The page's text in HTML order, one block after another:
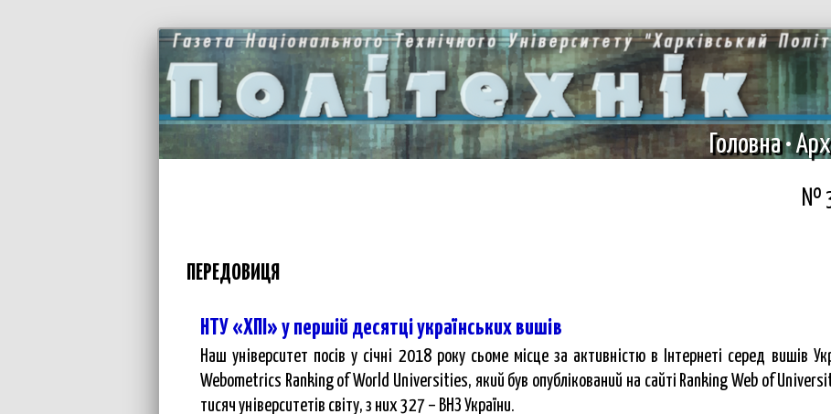
Головна•
№
ПЕРЕДОВИЦЯ
НТУ «ХПІ» у першій десятці українських вишів
Наш університет посів у січні 2018 року сьоме місце за активністю в Інтернеті серед вишів
Webometrics Ranking of World Universities, який був опублікований на сайті Ranking Web of
тисяч університетів світу, з них 327 – ВНЗ України.